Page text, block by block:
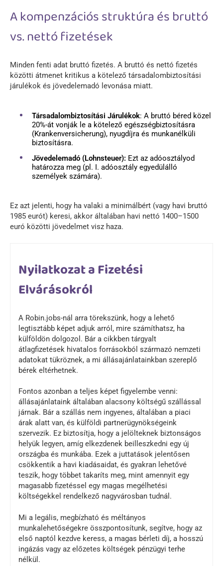
A kompenzációs struktúra és bruttó
vs. nettó fizetések
Minden fenti adat bruttó fizetés. A bruttó és nettó fizetés
közötti átmenet kritikus a kötelező társadalombiztosítási
járulékok és jövedelemadó levonása miatt.
Társadalombiztosítási Járulékok: A bruttó béred közel
20%-át vonják le a kötelező egészségbiztosításra
(Krankenversicherung), nyugdíjra és munkanélküli
biztosításra.
Jövedelemadó (Lohnsteuer): Ezt az adóosztályod
határozza meg (pl. I. adóosztály egyedülálló
személyek számára).
Ez azt jelenti, hogy ha valaki a minimálbért (vagy havi bruttó
1985 eurót) keresi, akkor általában havi nettó 1400–1500
euró közötti jövedelmet visz haza.
Nyilatkozat a Fizetési
Elvárásokról
A Robin.jobs-nál arra törekszünk, hogy a lehető
legtisztább képet adjuk arról, mire számíthatsz, ha
külföldön dolgozol. Bár a cikkben tárgyalt
átlagfizetések hivatalos forrásokból származó nemzeti
adatokat tükröznek, a mi állásajánlatainkban szereplő
bérek eltérhetnek.
Fontos azonban a teljes képet figyelembe venni:
állásajánlataink általában alacsony költségű szállással
járnak. Bár a szállás nem ingyenes, általában a piaci
árak alatt van, és külföldi partnerügynökségeink
szervezik. Ez biztosítja, hogy a jelölteknek biztonságos
helyük legyen, amíg elkezdenek beilleszkedni egy új
országba és munkába. Ezek a juttatások jelentősen
csökkentik a havi kiadásaidat, és gyakran lehetővé
teszik, hogy többet takaríts meg, mint amennyit egy
magasabb fizetéssel egy magas megélhetési
költségekkel rendelkező nagyvárosban tudnál.
Mi a legális, megbízható és méltányos
munkalehetőségekre összpontosítunk, segítve, hogy az
első naptól kezdve keress, a magas bérleti díj, a hosszú
ingázás vagy az előzetes költségek pénzügyi terhe
nélkül.